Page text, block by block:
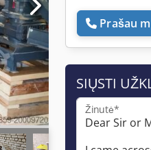
Prašau
SIŲSTI
Žinutė*